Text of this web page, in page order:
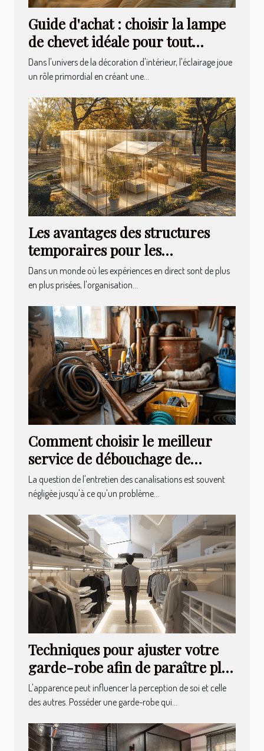
Guide d'achat : choisir la lampe
de chevet idéale pour tout
intérieur
Dans l'univers de la décoration d'intérieur, l'éclairage joue
un rôle primordial en créant une...
Les avantages des structures
temporaires pour les
événements extérieurs
Dans un monde où les expériences en direct sont de plus
en plus prisées, l'organisation...
Comment choisir le meilleur
service de débouchage de
canalisations
La question de l'entretien des canalisations est souvent
négligée jusqu'à ce qu'un problème...
Techniques pour ajuster votre
garde-robe afin de paraître plus
élancé
L'apparence peut influencer la perception de soi et celle
des autres. Posséder une garde-robe qui...